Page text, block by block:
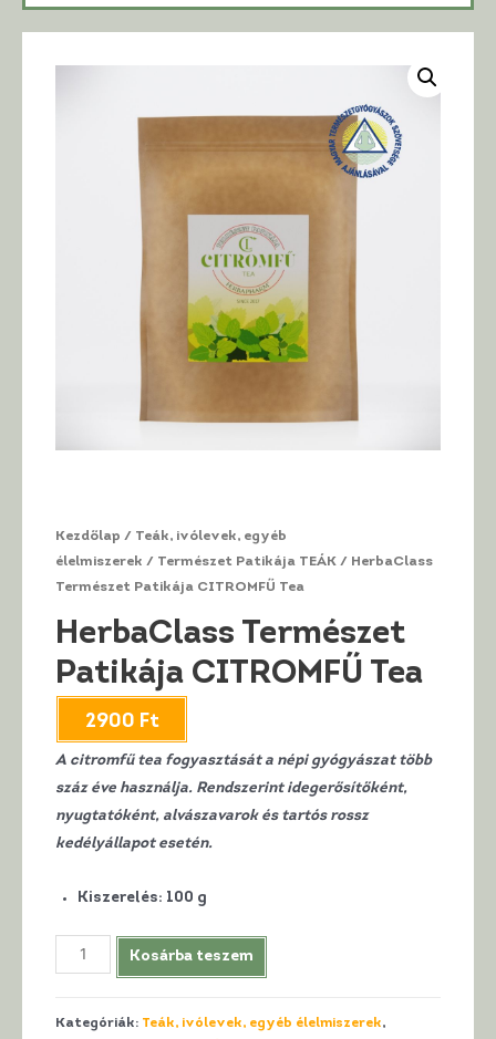
Kezdőlap / Teák, ivólevek, egyéb
élelmiszerek / Természet Patikája TEÁK / HerbaClass
Természet Patikája CITROMFŰ Tea
HerbaClass Természet
Patikája CITROMFŰ Tea
2900 Ft
A citromfű tea fogyasztását a népi gyógyászat több
száz éve használja. Rendszerint idegerősítőként,
nyugtatóként, alvászavarok és tartós rossz
kedélyállapot esetén.
Kiszerelés: 100 g
HerbaClass
Természet
CITROMFŰ
Kosárba teszem
Kategóriák: Teák, ivólevek, egyéb élelmiszerek,